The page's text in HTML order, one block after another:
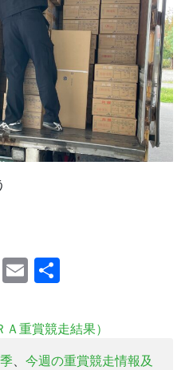
Gmail
Email
重賞競走結果）
今週の重賞競走情報及